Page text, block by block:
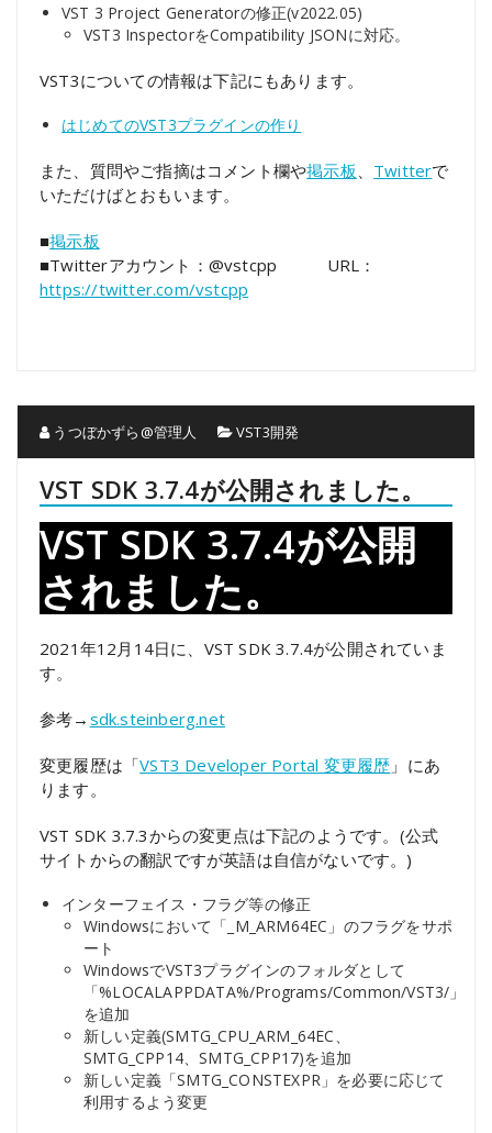
VST 3 Project Generatorの修正(v2022.05)
VST3 InspectorをCompatibility JSONに対応。
VST3についての情報は下記にもあります。
はじめてのVST3プラグインの作り
また、質問やご指摘はコメント欄や掲示板 Twitterで
いただけばとおもいます。
■掲示板
■Twitterアカウント：@vstcpp URL：
https://twitter.com/vstcpp
うつぼかずら@管理人 VST3開発
VST SDK 3.7.4が公開されました。
VST SDK 3.7.4が公開
されました。
2021年12月14日に、VST SDK 3.7.4が公開されていま
す。
参考→ sdk.steinberg.net
変更履歴は「VST3 Developer Portal 変更履歴 」にあ
ります。
VST SDK 3.7.3からの変更点は下記のようです。(公式
サイトからの翻訳ですが英語は自信がないです。)
インターフェイス・フラグ等の修正
Windowsにおいて「_M_ARM64EC」のフラグをサポ
ート
WindowsでVST3プラグインのフォルダとして
「%LOCALAPPDATA%/Programs/Common/VST3/」
を追加
新しい定義(SMTG_CPU_ARM_64EC、
SMTG_CPP14、SMTG_CPP17)を追加
新しい定義「SMTG_CONSTEXPR」を必要に応じて
利用するよう変更